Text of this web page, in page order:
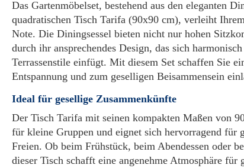
Das Gartenmöbelset, bestehend aus den eleganten
quadratischen Tisch Tarifa (90x90 cm), verleiht
Note. Die Diningsessel bieten nicht nur hohen
durch ihr ansprechendes Design, das sich
Terrassenstile einfügt. Mit diesem Set schaffen Sie
Entspannung und zum geselligen Beisammensein
Ideal für gesellige Zusammenkünfte
Der Tisch Tarifa mit seinen kompakten Maßen von
für kleine Gruppen und eignet sich hervorragend für
Freien. Ob beim Frühstück, beim Abendessen oder
dieser Tisch schafft eine angenehme Atmosphäre